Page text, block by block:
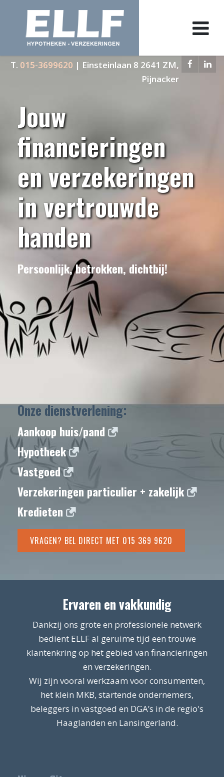
T. 015-3699620 | Einsteinlaan 8 2641 ZM,
Pijnacker
Jouw
financieringen
en verzekeringen
in vertrouwde
handen
Persoonlijk, betrokken, dichtbij!
Onze dienstverlening:
Aankoop huis/pand
Hypotheek
Vastgoed
Verzekeringen particulier + zakelijk
Kredieten
VRAGEN? BEL DIRECT MET 015 369 9620
Ervaren en vakkundig
Dankzij ons grote en professionele netwerk
bedient ELLF al geruime tijd een trouwe
klantenkring op het gebied van financieringen
en verzekeringen.
Wij zijn vooral werkzaam voor consumenten,
het klein MKB, startende ondernemers,
beleggers in vastgoed en DGA’s in de regio's
Haaglanden en Lansingerland.